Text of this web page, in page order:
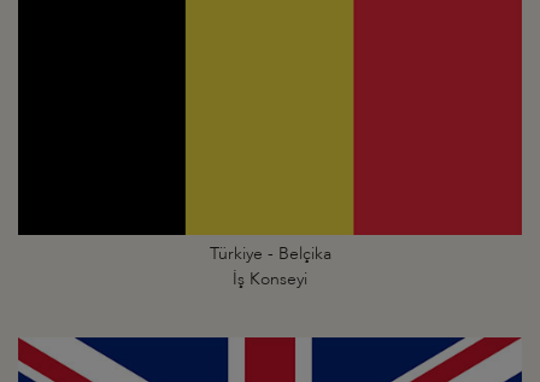
Türkiye - Belçika
İş Konseyi